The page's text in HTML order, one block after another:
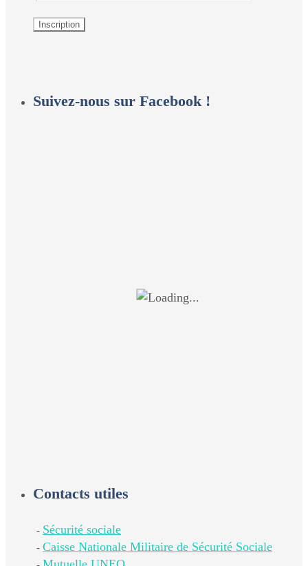
Suivez-nous sur Facebook !
Contacts utiles
- Sécurité sociale
- Caisse Nationale Militaire de Sécurité Sociale